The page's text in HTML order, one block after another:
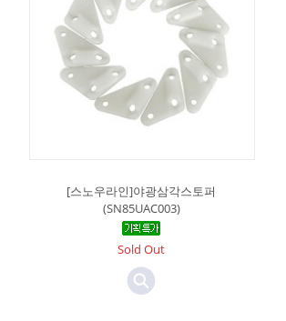
[스노우라인]야광삼각스토퍼
(SN85UAC003)
Sold Out